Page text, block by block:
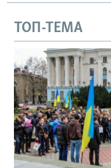
ТОП-ТЕМА